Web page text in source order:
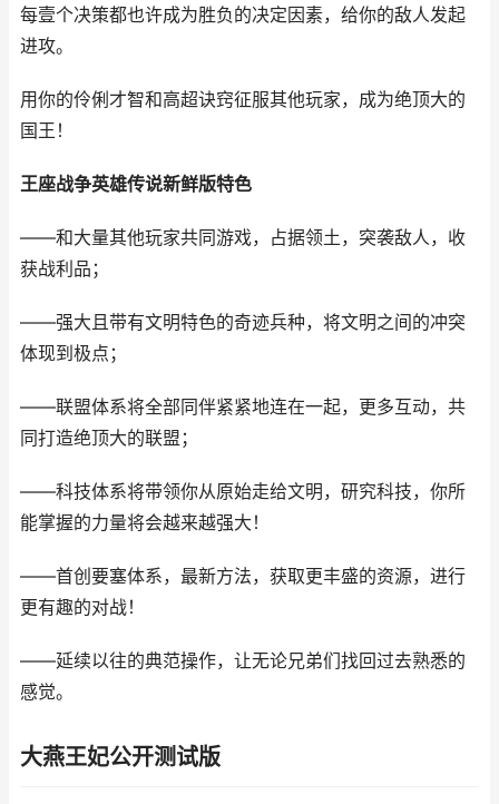
每壹个决策都也许成为胜负的决定因素，给你的敌人发起
进攻。
用你的伶俐才智和高超诀窍征服其他玩家，成为绝顶大的
国王！
王座战争英雄传说新鲜版特色
――和大量其他玩家共同游戏，占据领土，突袭敌人，收
获战利品；
――强大且带有文明特色的奇迹兵种，将文明之间的冲突
体现到极点；
――联盟体系将全部同伴紧紧地连在一起，更多互动，共
同打造绝顶大的联盟；
――科技体系将带领你从原始走给文明，研究科技，你所
能掌握的力量将会越来越强大！
――首创要塞体系，最新方法，获取更丰盛的资源，进行
更有趣的对战！
――延续以往的典范操作，让无论兄弟们找回过去熟悉的
感觉。
大燕王妃公开测试版